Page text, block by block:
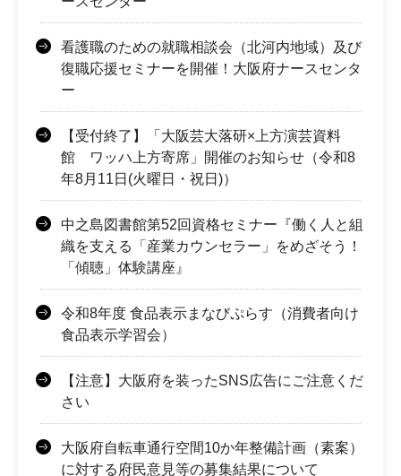
看護職のための就職相談会（北河内地域）及び
復職応援セミナーを開催！大阪府ナースセンタ
ー
【受付終了】「大阪芸大落研×上方演芸資料
館 ワッハ上方寄席」開催のお知らせ（令和8
年8月11日(火曜日・祝日)）
中之島図書館第52回資格セミナー『働く人と組
織を支える「産業カウンセラー」をめざそう！
「傾聴」体験講座』
令和8年度 食品表示まなびぷらす（消費者向け
食品表示学習会）
【注意】大阪府を装ったSNS広告にご注意くだ
さい
大阪府自転車通行空間10か年整備計画（素案）
に対する府民意見等の募集結果について